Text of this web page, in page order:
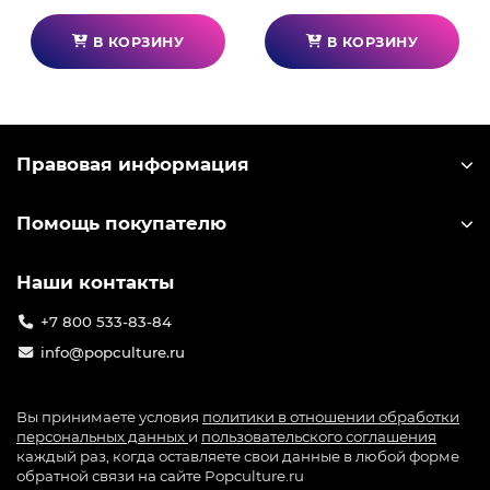
В КОРЗИНУ В КОРЗИНУ
Правовая информация
Помощь покупателю
Наши контакты
+7 800 533-83-84
info@popculture.ru
Вы принимаете условия политики в отношении обработки
персональных данных и пользовательского соглашения
каждый раз, когда оставляете свои данные в любой форме
обратной связи на сайте Popculture.ru